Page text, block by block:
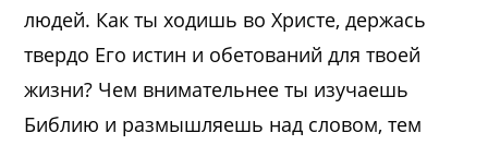
людей. Как ты ходишь во Христе, держась
твердо Его истин и обетований для твоей
жизни? Чем внимательнее ты изучаешь
Библию и размышляешь над словом, тем